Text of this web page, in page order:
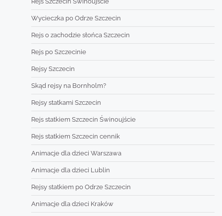
Wycieczka po Odrze Szczecin
Rejs o zachodzie słońca Szczecin
Rejs po Szczecinie
Rejsy Szczecin
Skąd rejsy na Bornholm?
Rejsy statkami Szczecin
Rejs statkiem Szczecin Świnoujście
Rejs statkiem Szczecin cennik
Animacje dla dzieci Warszawa
Animacje dla dzieci Lublin
Rejsy statkiem po Odrze Szczecin
Animacje dla dzieci Kraków